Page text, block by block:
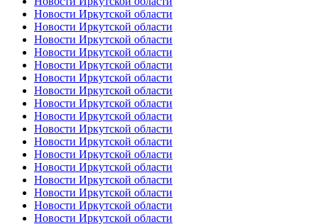
Новости Иркутской области
Новости Иркутской области
Новости Иркутской области
Новости Иркутской области
Новости Иркутской области
Новости Иркутской области
Новости Иркутской области
Новости Иркутской области
Новости Иркутской области
Новости Иркутской области
Новости Иркутской области
Новости Иркутской области
Новости Иркутской области
Новости Иркутской области
Новости Иркутской области
Новости Иркутской области
Новости Иркутской области